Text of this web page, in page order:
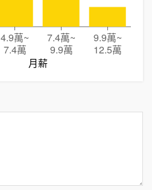
4.9萬~
7.4萬
7.4萬~
9.9萬
9.9萬~
12.5萬
月薪